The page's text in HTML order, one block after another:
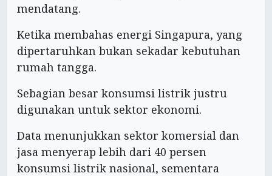
mendatang.
Ketika membahas energi Singapura, yang
dipertaruhkan bukan sekadar kebutuhan
rumah tangga.
Sebagian besar konsumsi listrik justru
digunakan untuk sektor ekonomi.
Data menunjukkan sektor komersial dan
jasa menyerap lebih dari 40 persen
konsumsi listrik nasional, sementara